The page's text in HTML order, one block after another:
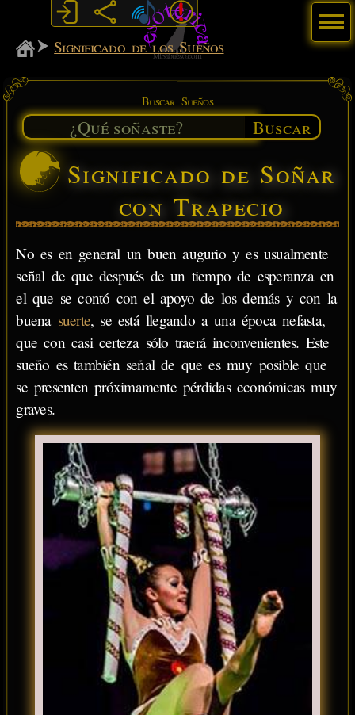
MiSabueso
Significado de los Sueños
Buscar Sueños
Buscar
Significado de Soñar
con Trapecio
No es en general un buen augurio y es usualmente
señal de que después de un tiempo de esperanza en
el que se contó con el apoyo de los demás y con la
buena suerte, se está llegando a una época nefasta,
que con casi certeza sólo traerá inconvenientes. Este
sueño es también señal de que es muy posible que
se presenten próximamente pérdidas económicas muy
graves.
Menú